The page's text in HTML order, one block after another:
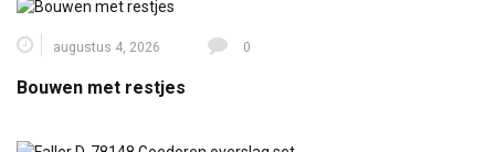
augustus 4, 2026 0
Bouwen met restjes